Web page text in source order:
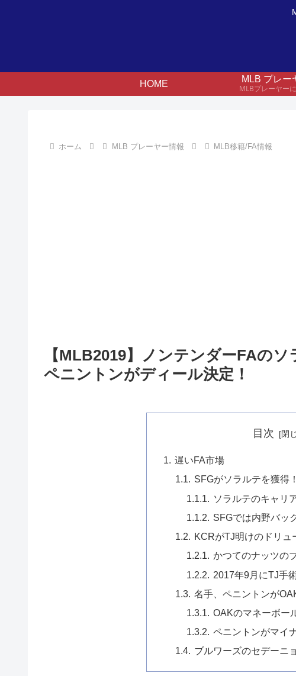
HOME
MLB プレー
MLBプレーヤー
ホーム MLB プレーヤー情報 MLB移籍/FA情報
【MLB2019】ノンテンダーFAの
ペニントンがディール決定！
目次
遅いFA市場
SFGがソラルテを獲得！
ソラルテのキャリ
SFGでは内野バッ
KCRがTJ明けのドリュ
かつてのナッツの
2017年9月にTJ手
名手、ペニントンが
OAKのマネーボー
ペニントンがマイ
ブルワーズのセデーニ